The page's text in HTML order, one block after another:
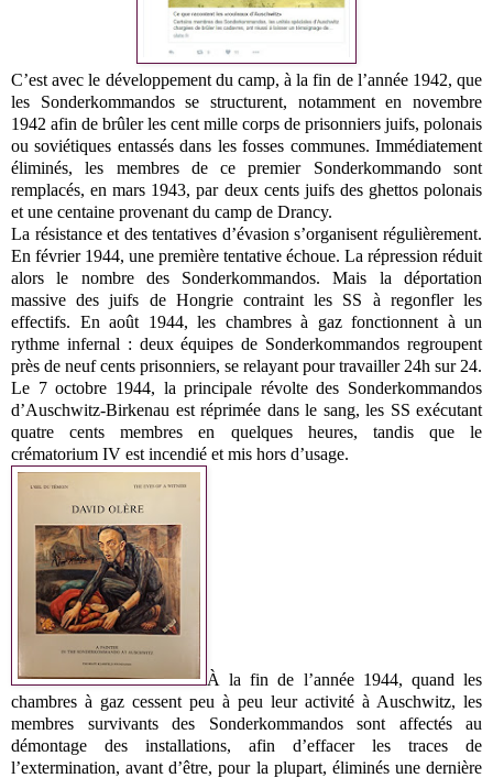
C’est avec le développement du camp, à la fin de l’année 1942, que
les Sonderkommandos se structurent, notamment en novembre
1942 afin de brûler les cent mille corps de prisonniers juifs, polonais
ou soviétiques entassés dans les fosses communes. Immédiatement
éliminés, les membres de ce premier Sonderkommando sont
remplacés, en mars 1943, par deux cents juifs des ghettos polonais
et une centaine provenant du camp de Drancy.
La résistance et des tentatives d’évasion s’organisent régulièrement.
En février 1944, une première tentative échoue. La répression réduit
alors le nombre des Sonderkommandos. Mais la déportation
massive des juifs de Hongrie contraint les SS à regonfler les
effectifs. En août 1944, les chambres à gaz fonctionnent à un
rythme infernal : deux équipes de Sonderkommandos regroupent
près de neuf cents prisonniers, se relayant pour travailler 24h sur 24.
Le 7 octobre 1944, la principale révolte des Sonderkommandos
d’Auschwitz-Birkenau est réprimée dans le sang, les SS exécutant
quatre cents membres en quelques heures, tandis que le
crématorium IV est incendié et mis hors d’usage.
À la fin de l’année 1944, quand les
chambres à gaz cessent peu à peu leur activité à Auschwitz, les
membres survivants des Sonderkommandos sont affectés au
démontage des installations, afin d’effacer les traces de
l’extermination, avant d’être, pour la plupart, éliminés une dernière